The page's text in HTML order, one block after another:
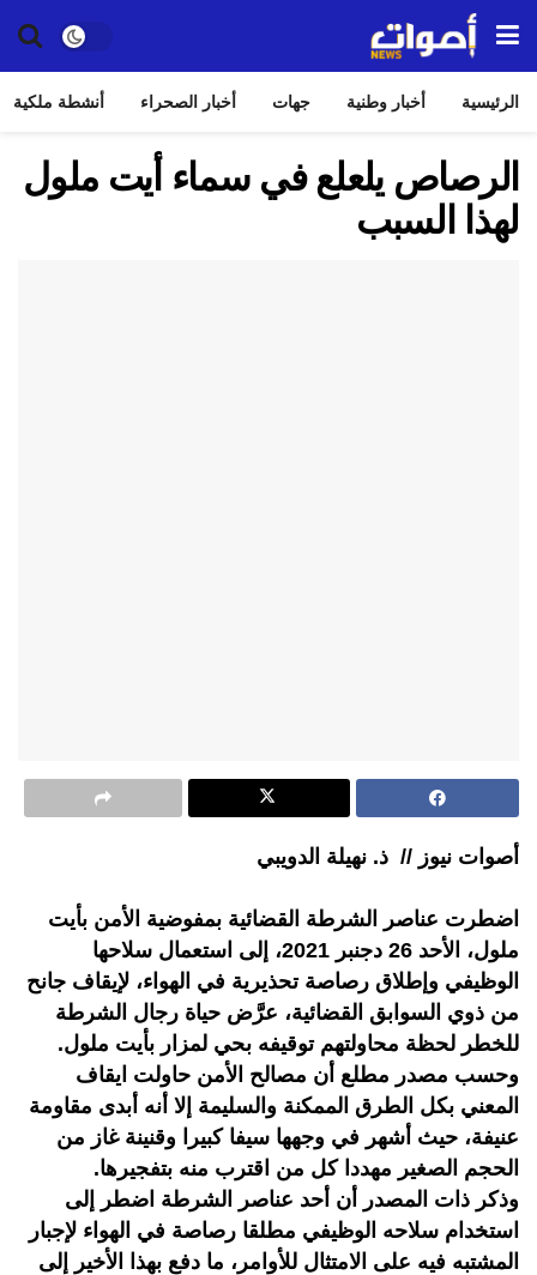
الرئيسية أخبار وطنية جهات أخبار الصحراء أنشطة ملكية
الرصاص يلعلع في سماء أيت ملول
لهذا السبب
أصوات نيوز // ذ. نهيلة الدويبي
اضطرت عناصر الشرطة القضائية بمفوضية الأمن بأيت
ملول، الأحد 26 دجنبر 2021، إلى استعمال سلاحها
الوظيفي وإطلاق رصاصة تحذيرية في الهواء، لإيقاف جانح
من ذوي السوابق القضائية، عرَّض حياة رجال الشرطة
للخطر لحظة محاولتهم توقيفه بحي لمزار بأيت ملول.
وحسب مصدر مطلع أن مصالح الأمن حاولت ايقاف
المعني بكل الطرق الممكنة والسليمة إلا أنه أبدى مقاومة
عنيفة، حيث أشهر في وجهها سيفا كبيرا وقنينة غاز من
الحجم الصغير مهددا كل من اقترب منه بتفجيرها.
وذكر ذات المصدر أن أحد عناصر الشرطة اضطر إلى
استخدام سلاحه الوظيفي مطلقا رصاصة في الهواء لإجبار
المشتبه فيه على الامتثال للأوامر، ما دفع بهذا الأخير إلى